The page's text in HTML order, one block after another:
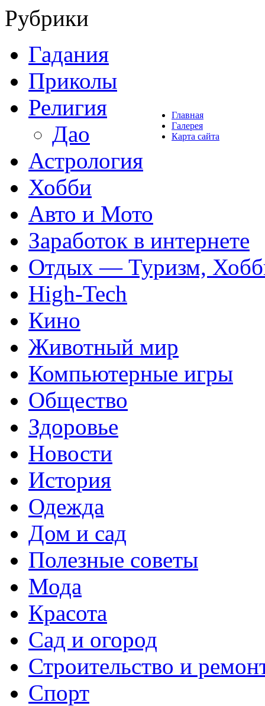
Главная
Галерея
Карта сайта
Рубрики
Гадания
Приколы
Религия
Дао
Астрология
Хобби
Авто и Мото
Заработок в интернете
Отдых — Туризм,
High-Tech
Кино
Животный мир
Компьютерные игры
Общество
Здоровье
Новости
История
Одежда
Дом и сад
Полезные советы
Мода
Красота
Сад и огород
Строительство и
Спорт